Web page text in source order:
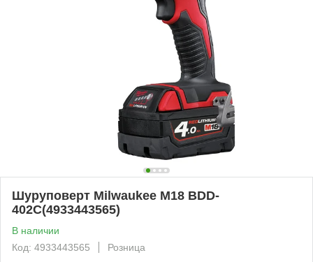
Шуруповерт Milwaukee M18 BDD-
402C(4933443565)
В наличии
Код: 4933443565
Розница